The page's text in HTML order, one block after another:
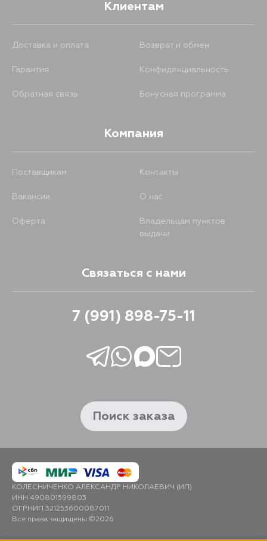
Клиентам
Доставка и оплата Возврат и обмен
Гарантия Конфиденциальность
Обратная связь Бонусная программа
Компания
Поставщикам Контакты
Вакансии О нас
Оферта
Владельцам пунктов
выдачи
Связаться с нами
7 (991) 898-75-11
Поиск заказа
КОЛЕСНИЧЕНКО АЛЕКСАНДР НИКОЛАЕВИЧ (ИП)
ИНН 490801599803
ОГРНИП 321253600087011
Все права защищены ©2026